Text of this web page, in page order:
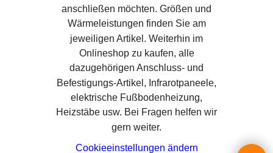
anschließen möchten. Größen und
Wärmeleistungen finden Sie am
jeweiligen Artikel. Weiterhin im
Onlineshop zu kaufen, alle
dazugehörigen Anschluss- und
Befestigungs-Artikel, Infrarotpaneele,
elektrische Fußbodenheizung,
Heizstäbe usw. Bei Fragen helfen wir
gern weiter.
Cookieeinstellungen ändern